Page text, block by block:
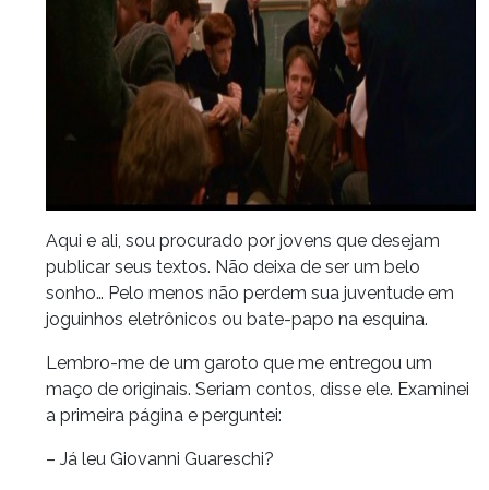
Aqui e ali, sou procurado por jovens que desejam
publicar seus textos. Não deixa de ser um belo
sonho… Pelo menos não perdem sua juventude em
joguinhos eletrônicos ou bate-papo na esquina.
Lembro-me de um garoto que me entregou um
maço de originais. Seriam contos, disse ele. Examinei
a primeira página e perguntei:
– Já leu Giovanni Guareschi?